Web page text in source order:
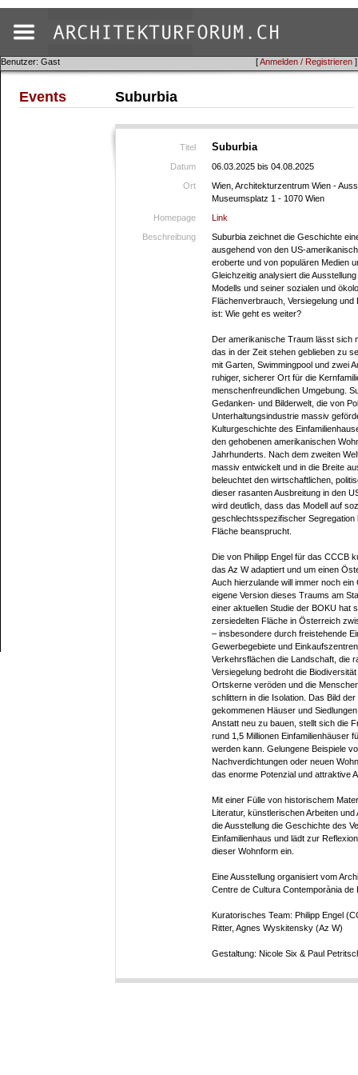
[Anmelden / Registrieren ]
Benutzer: Gast
Events Suburbia
Titel Suburbia
Datum
06.03.2025 bis 04.08.2025
Ort
Wien, Architekturzentrum Wien -
Museumsplatz 1 - 1070 Wien
Homepage
Link
Beschreibung
Suburbia zeichnet die Geschichte
ausgehend von den US-
eroberte und von populären Medien
Gleichzeitig analysiert die
Modells und seiner sozialen und
Flächenverbrauch, Versiegelung
ist: Wie geht es weiter?
Der amerikanische Traum lässt sich
das in der Zeit stehen geblieben zu
mit Garten, Swimmingpool und zwei
ruhiger, sicherer Ort für die
menschenfreundlichen Umgebung.
Gedanken- und Bilderwelt, die von
Unterhaltungsindustrie massiv
Kulturgeschichte des
den gehobenen amerikanischen
Jahrhunderts. Nach dem zweiten
massiv entwickelt und in die Breite
beleuchtet den wirtschaftlichen,
dieser rasanten Ausbreitung in den
wird deutlich, dass das Modell auf
geschlechtsspezifischer Segregation
Fläche beansprucht.
Die von Philipp Engel für das CCCB
das Az W adaptiert und um einen
Auch hierzulande will immer noch
eigene Version dieses Traums am
einer aktuellen Studie der BOKU hat
zersiedelten Fläche in Österreich
– insbesondere durch freistehende
Gewerbegebiete und
Verkehrsflächen die Landschaft, die
Versiegelung bedroht die
Ortskerne veröden und die
schlittern in die Isolation. Das Bild
gekommenen Häuser und
Anstatt neu zu bauen, stellt sich die
rund 1,5 Millionen Einfamilienhäuser
werden kann. Gelungene Beispiele
Nachverdichtungen oder neuen
das enorme Potenzial und attraktive
Mit einer Fülle von historischem
Literatur, künstlerischen Arbeiten
die Ausstellung die Geschichte des
Einfamilienhaus und lädt zur
dieser Wohnform ein.
Eine Ausstellung organisiert vom
Centre de Cultura Contemporània de
Kuratorisches Team: Philipp Engel
Ritter, Agnes Wyskitensky (Az W)
Gestaltung: Nicole Six & Paul